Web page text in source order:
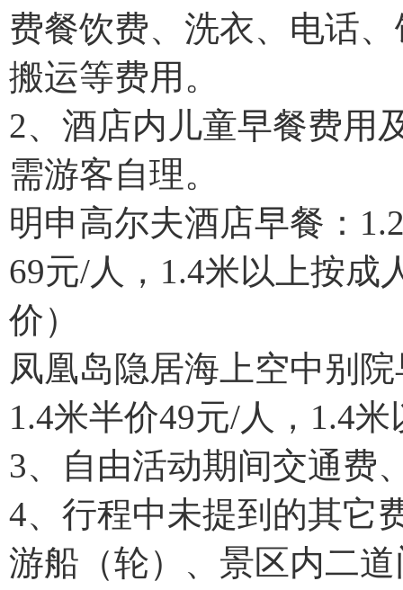
费餐饮费、洗衣、电话
搬运等费用。
2、酒店内儿童早餐费用
需游客自理。
明申高尔夫酒店早餐：
69元/人，1.4米以上按成
价）
凤凰岛隐居海上空中别
1.4米半价49元/人，1.4
3、自由活动期间交通费
4、行程中未提到的其它
游船（轮）、景区内二